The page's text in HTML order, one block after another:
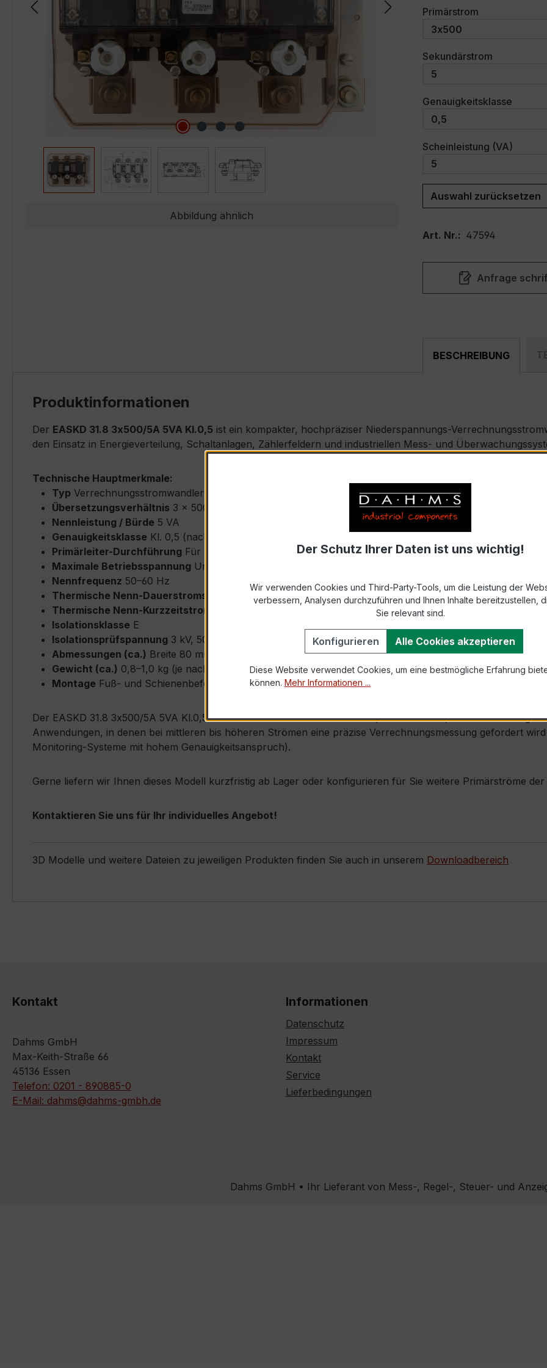
Abbildung ähnlich
Primärstrom
Sekundärstrom
Genauigkeitsklasse
Scheinleistung (VA)
Auswahl zurücksetzen
Art. Nr.: 47594
Anfrage
BESCHREIBUNG
Produktinformationen
Der EASKD 31.8 3x500/5A 5VA Kl.0,5 ist ein kompakter, hochpräziser Niederspannungs-
den Einsatz in Energieverteilung, Schaltanlagen, Zählerfeldern und industriellen Mess- und
Technische Hauptmerkmale:
Typ Verrechnungsstromwandler (Ringkern-Typ) – EASKD 31.8
Übersetzungsverhältnis 3 × 500/5 A (Primärnennstrom 500 A pro Phase, Sekundärnennstrom 5 A)
Nennleistung / Bürde 5 VA
Genauigkeitsklasse Kl. 0,5 (nach IEC/EN 61869-2 bzw. DIN EN 61869-2)
Primärleiter-Durchführung Für Rundleiter bis max. Ø 31 mm (Kabeldurchführung)
Maximale Betriebsspannung Um ≤ 0,72 kV
Nennfrequenz 50–60 Hz
Thermische Nenn-Dauerstromstärke
Icth = 1,0 × Ipr (Dauerstrom 1 × Primärnennstrom)
Thermische Nenn-Kurzzeitstromstärke
Isolationsklasse E
Isolationsprüfspannung 3 kV, 50 Hz, 1 min
Abmessungen (ca.) Breite 80 mm × Höhe 80 mm × Tiefe 45 mm
Gewicht (ca.) 0,8–1,0 kg (je nach Ausführung)
Montage Fuß- und Schienenbefestigung möglich, inkl. Isolierschutzkappe
Der EASKD 31.8 3x500/5A 5VA Kl.0,5 zeichnet sich durch seine sehr kompakte Bauform, hohe
Anwendungen, in denen bei mittleren bis höheren Strömen eine präzise Verrechnungsmessung gefordert
Monitoring-Systeme mit hohem Genauigkeitsanspruch).
Gerne liefern wir Ihnen dieses Modell kurzfristig ab Lager oder konfigurieren für Sie weitere Primärströme der
Kontaktieren Sie uns für Ihr individuelles Angebot!
3D Modelle und weitere Dateien zu jeweiligen Produkten finden Sie auch in unserem Downloadbereich
Kontakt
Dahms GmbH
Max-Keith-Straße 66
45136 Essen
Telefon: 0201 - 890885-0
E-Mail: dahms@dahms-gmbh.de
Informationen
Datenschutz
Impressum
Kontakt
Service
Lieferbedingungen
Dahms GmbH • Ihr Lieferant von Mess-, Regel-, Steuer- und
Der Schutz Ihrer Daten ist uns wichtig!
Wir verwenden Cookies und Third-Party-Tools, um die Leistung der
verbessern, Analysen durchzuführen und Ihnen Inhalte bereitzustellen,
Sie relevant sind.
Konfigurieren Alle Cookies akzeptieren
Diese Website verwendet Cookies, um eine bestmögliche Erfahrung
können. Mehr Informationen ...